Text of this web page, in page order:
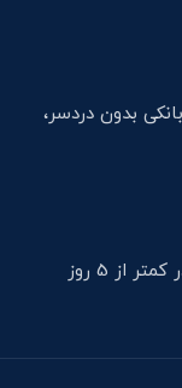
بدون دردسر،
ارسال سفارشات نئون و برش CNC در کمتر از 5 روز